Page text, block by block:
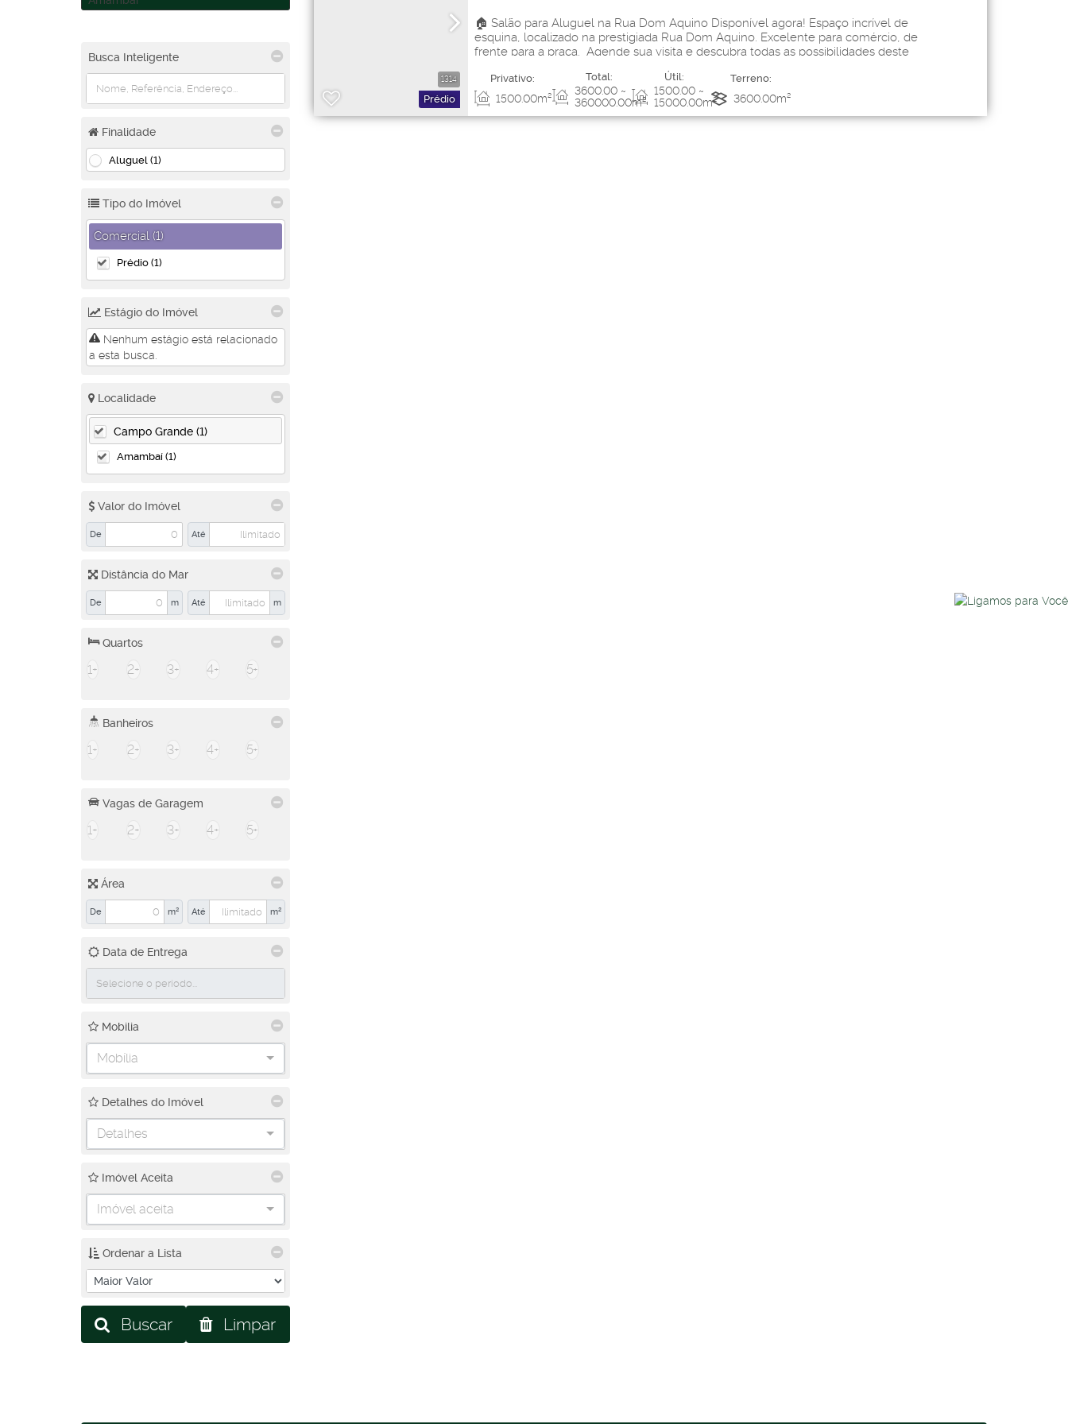
Busca Inteligente
Finalidade
Aluguel (1)
Tipo do Imóvel
Comercial (1)
Prédio (1)
Estágio do Imóvel
Nenhum estágio está relacionado
a esta busca.
Localidade
Campo Grande (1)
Amambaí (1)
Valor do Imóvel
De Até
Distância do Mar
De m Até m
Quartos
1+ 2+ 3+ 4+ 5+
Banheiros
1+ 2+ 3+ 4+ 5+
Vagas de Garagem
1+ 2+ 3+ 4+ 5+
Área
De m² Até m²
Data de Entrega
Mobilia
Mobília
Detalhes do Imóvel
Detalhes
Imóvel Aceita
Imóvel aceita
Ordenar a Lista
Buscar Limpar
1314
Prédio
Privativo:
1500.00m²
Total:
3600.00 ~
360000.00m²
Útil:
1500.00 ~
15000.00m²
Terreno:
3600.00m²
🏠 Salão para Aluguel na Rua Dom Aquino Disponível agora! Espaço incrível de
esquina, localizado na prestigiada Rua Dom Aquino. Excelente para comércio, de
frente para a praça. Agende sua visita e descubra todas as possibilidades deste
para aumentar o Salão p 3.000 m². Área Estacionamento para...